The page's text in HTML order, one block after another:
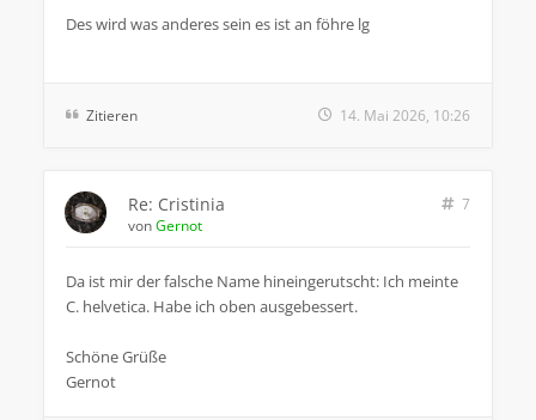
Des wird was anderes sein es ist an föhre lg
Zitieren 14. Mai 2026, 10:26
Re: Cristinia
7
vonGernot
Da ist mir der falsche Name hineingerutscht: Ich meinte
C. helvetica. Habe ich oben ausgebessert.
Schöne Grüße
Gernot